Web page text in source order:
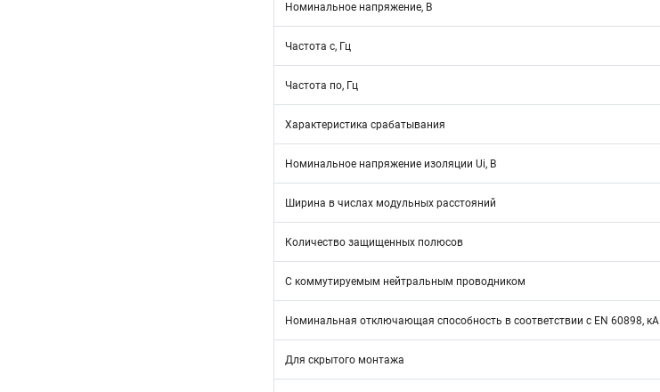
Номинальное напряжение, В
Частота с, Гц
Частота по, Гц
Характеристика срабатывания
Номинальное напряжение изоляции Ui, В
Ширина в числах модульных расстояний
Количество защищенных полюсов
С коммутируемым нейтральным проводником
Номинальная отключающая способность в соответствии с EN 60898, кА
Для скрытого монтажа